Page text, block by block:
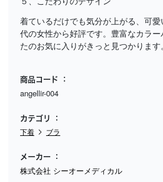
着ているだけでも気分が上がる、可
代の女性から好評です。豊富なカラ
たのお気に入りがきっと見つかります。
商品コード
angellir-004
カテゴリ
下着 ブラ
メーカー
株式会社 シーオーメディカル